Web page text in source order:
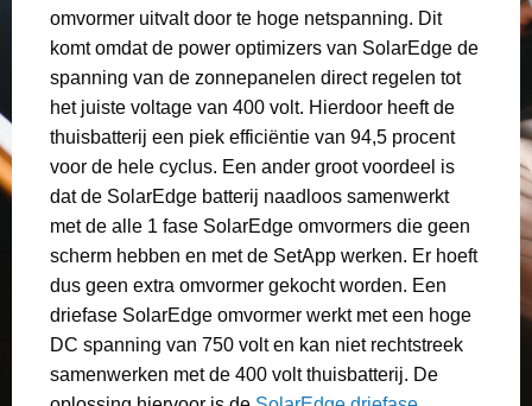
omvormer uitvalt door te hoge netspanning. Dit
komt omdat de power optimizers van SolarEdge de
spanning van de zonnepanelen direct regelen tot
het juiste voltage van 400 volt. Hierdoor heeft de
thuisbatterij een piek efficiëntie van 94,5 procent
voor de hele cyclus. Een ander groot voordeel is
dat de SolarEdge batterij naadloos samenwerkt
met de alle 1 fase SolarEdge omvormers die geen
scherm hebben en met de SetApp werken. Er hoeft
dus geen extra omvormer gekocht worden. Een
driefase SolarEdge omvormer werkt met een hoge
DC spanning van 750 volt en kan niet rechtstreek
samenwerken met de 400 volt thuisbatterij. De